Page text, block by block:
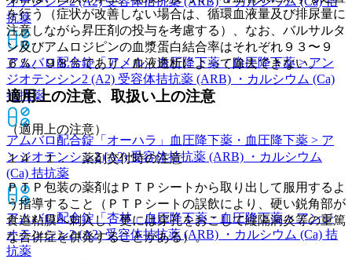
抗薬
アムバロ配合錠「アメル」血圧降下薬・血圧降下薬 > アン
ジオテンシン2 (A2) 受容体拮抗薬 (ARB) ・カルシウム (Ca)
拮抗薬
アムバロ配合錠「オーハラ」
血圧降下薬・血圧降下薬 > ア
ンジオテンシン2 (A2) 受容体拮抗薬 (ARB) ・カルシウム
(Ca) 拮抗薬
アムバロ配合錠「杏林」血圧降下薬・血圧降下薬 > アンジ
オテンシン2 (A2) 受容体拮抗薬 (ARB) ・カルシウム (Ca) 拮
抗薬
を行う（症状が改善しない場合は、循環血液量及び排尿量に
注意しながら昇圧剤の投与を考慮する）、なお、バルサルタ
ン及びアムロジピンの血漿蛋白結合率はそれぞれ９３〜９
６％、９８％であり、血液透析によって除去できない。
適用上の注意、取扱い上の注意
（適用上の注意）
１４．１． 薬剤交付時の注意
ＰＴＰ包装の薬剤はＰＴＰシートから取り出して服用するよ
う指導すること（ＰＴＰシートの誤飲により、硬い鋭角部が
食道粘膜へ刺入し、更には穿孔をおこして縦隔洞炎等の重篤
な合併症を併発することがある）。